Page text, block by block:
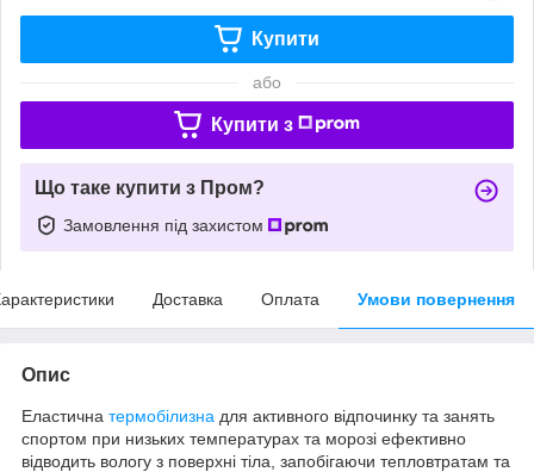
Купити
або
Купити з
Що таке купити з Пром?
Замовлення під захистом
Доставка Оплата Умови повернення
Опис
Еластична термобілизна для активного відпочинку та занять
спортом при низьких температурах та морозі ефективно
відводить вологу з поверхні тіла, запобігаючи тепловтратам та